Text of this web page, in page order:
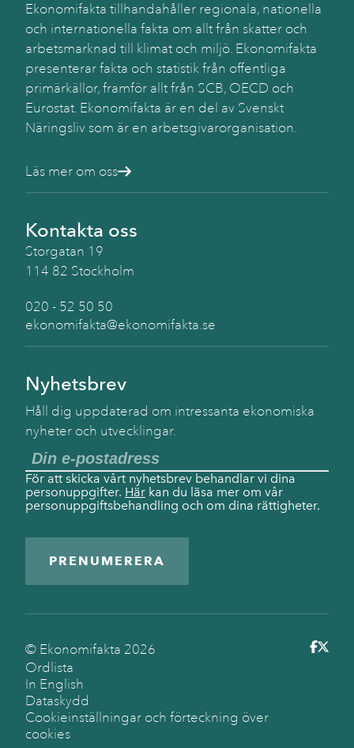
Ekonomifakta tillhandahåller regionala, nationella
och internationella fakta om allt från skatter och
arbetsmarknad till klimat och miljö. Ekonomifakta
presenterar fakta och statistik från offentliga
primärkällor, framför allt från SCB, OECD och
Eurostat. Ekonomifakta är en del av Svenskt
Näringsliv som är en arbetsgivarorganisation.
Läs mer om oss
Kontakta oss
Storgatan 19
114 82 Stockholm
020 - 52 50 50
ekonomifakta@ekonomifakta.se
Nyhetsbrev
Håll dig uppdaterad om intressanta ekonomiska
nyheter och utvecklingar.
För att skicka vårt nyhetsbrev behandlar vi dina
personuppgifter. Här kan du läsa mer om vår
personuppgiftsbehandling och om dina rättigheter.
PRENUMERERA
© Ekonomifakta 2026
Ordlista
In English
Dataskydd
Cookieinställningar och förteckning över
cookies